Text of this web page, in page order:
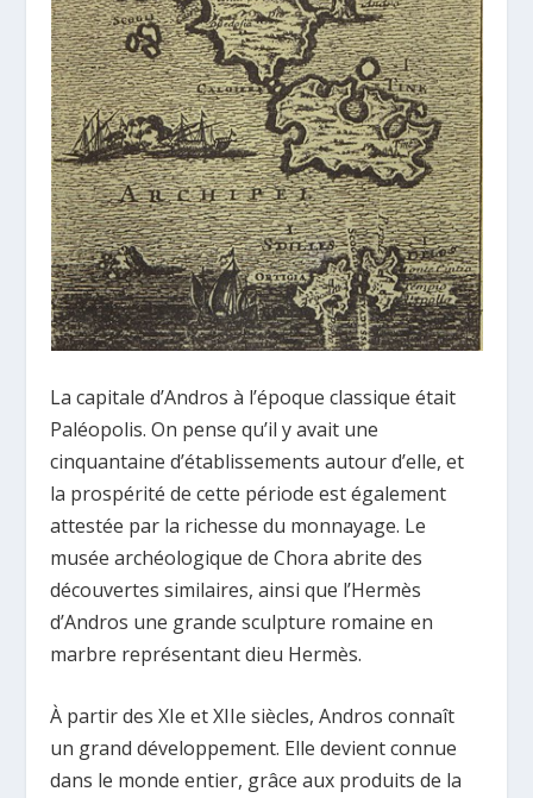
La capitale d’Andros à l’époque classique était
Paléopolis. On pense qu’il y avait une
cinquantaine d’établissements autour d’elle, et
la prospérité de cette période est également
attestée par la richesse du monnayage. Le
musée archéologique de Chora abrite des
découvertes similaires, ainsi que l’Hermès
d’Andros une grande sculpture romaine en
marbre représentant dieu Hermès.
À partir des XIe et XIIe siècles, Andros connaît
un grand développement. Elle devient connue
dans le monde entier, grâce aux produits de la